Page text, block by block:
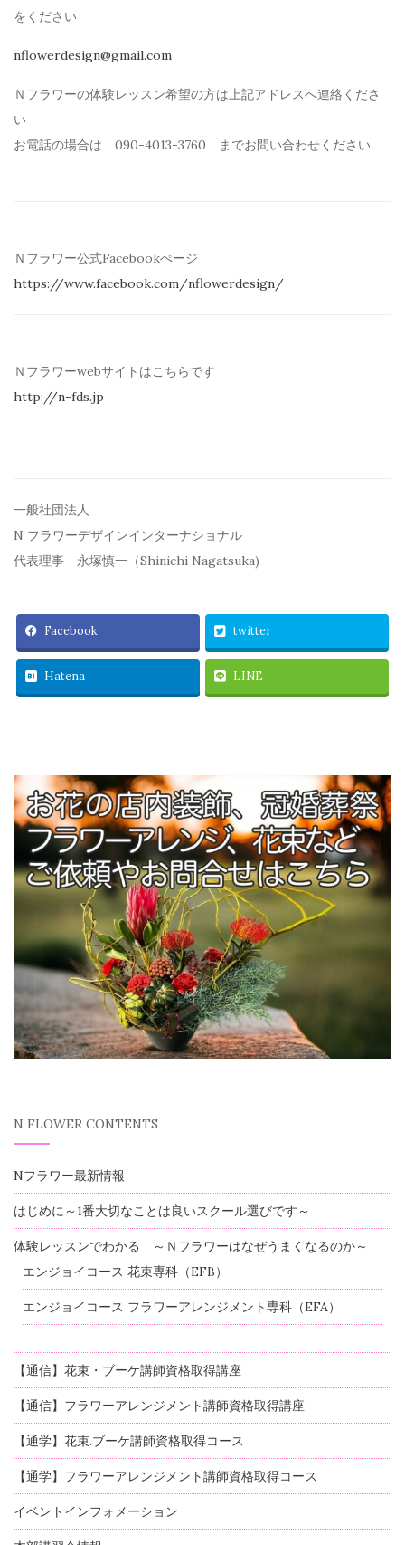
を ください
nflowerdesign@gmail.com
Ｎフラワーの体験レッスン希望の方は上記アドレスへ連絡くださ
い
お電話の場合は 090-4013-3760 までお問い合わせください
Ｎフラワー公式Facebookぺージ
https://www.facebook.com/nflowerdesign/
Ｎフラワーwebサイトはこちらです
http://n-fds.jp
一般社団法人
N フラワーデザインインターナショナル
代表理事 永塚慎一（Shinichi Nagatsuka)
Facebook twitter
Hatena LINE
N FLOWER CONTENTS
Nフラワー最新情報
はじめに～1番大切なことは良いスクール選びです～
体験レッスンでわかる ～Ｎフラワーはなぜうまくなるのか～
エンジョイコース 花束専科（EFB）
エンジョイコース フラワーアレンジメント専科（EFA）
【通信】花束・ブーケ講師資格取得講座
【通信】フラワーアレンジメント講師資格取得講座
【通学】花束.ブーケ講師資格取得コース
【通学】フラワーアレンジメント講師資格取得コース
イベントインフォメーション